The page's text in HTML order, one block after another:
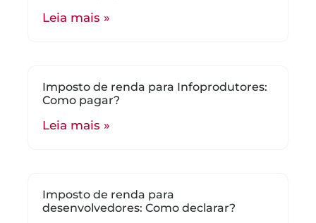
Leia mais »
Imposto de renda para Infoprodutores:
Como pagar?
Leia mais »
Imposto de renda para
desenvolvedores: Como declarar?